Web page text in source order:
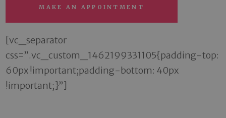
MAKE AN APPOINTMENT
[vc_separator
css=”.vc_custom_1462199331105{padding-top:
60px !important;padding-bottom: 40px
!important;}”]